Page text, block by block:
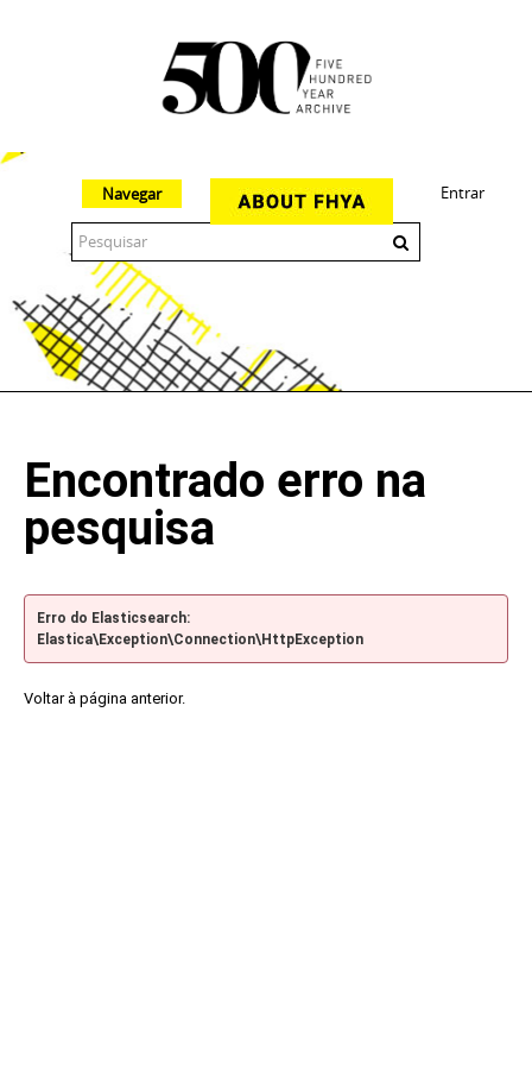
Entrar
Navegar
Encontrado erro na
pesquisa
Erro do Elasticsearch:
Elastica\Exception\Connection\HttpException
Voltar à página anterior.